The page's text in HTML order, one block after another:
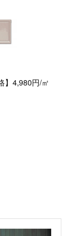
】4,980円/㎡